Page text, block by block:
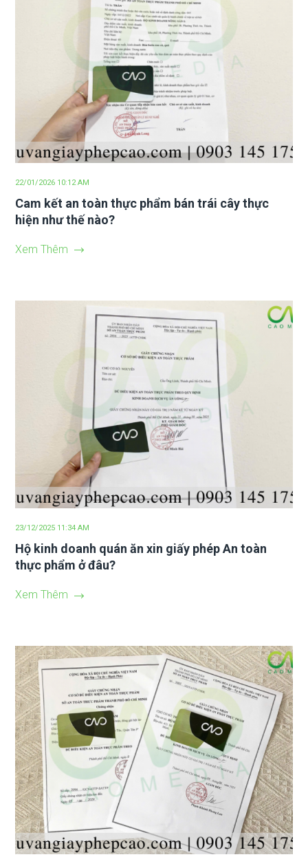
22/01/2026 10:12 AM
Cam kết an toàn thực phẩm bán trái cây thực
hiện như thế nào?
Xem Thêm
23/12/2025 11:34 AM
Hộ kinh doanh quán ăn xin giấy phép An toàn
thực phẩm ở đâu?
Xem Thêm